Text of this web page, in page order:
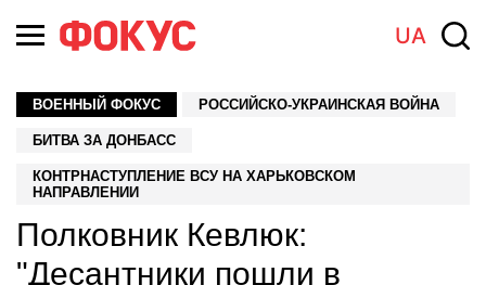
UA
ВОЕННЫЙ ФОКУС РОССИЙСКО-УКРАИНСКАЯ ВОЙНА
БИТВА ЗА ДОНБАСС
КОНТРНАСТУПЛЕНИЕ ВСУ НА ХАРЬКОВСКОМ
НАПРАВЛЕНИИ
Полковник Кевлюк:
"Десантники пошли в